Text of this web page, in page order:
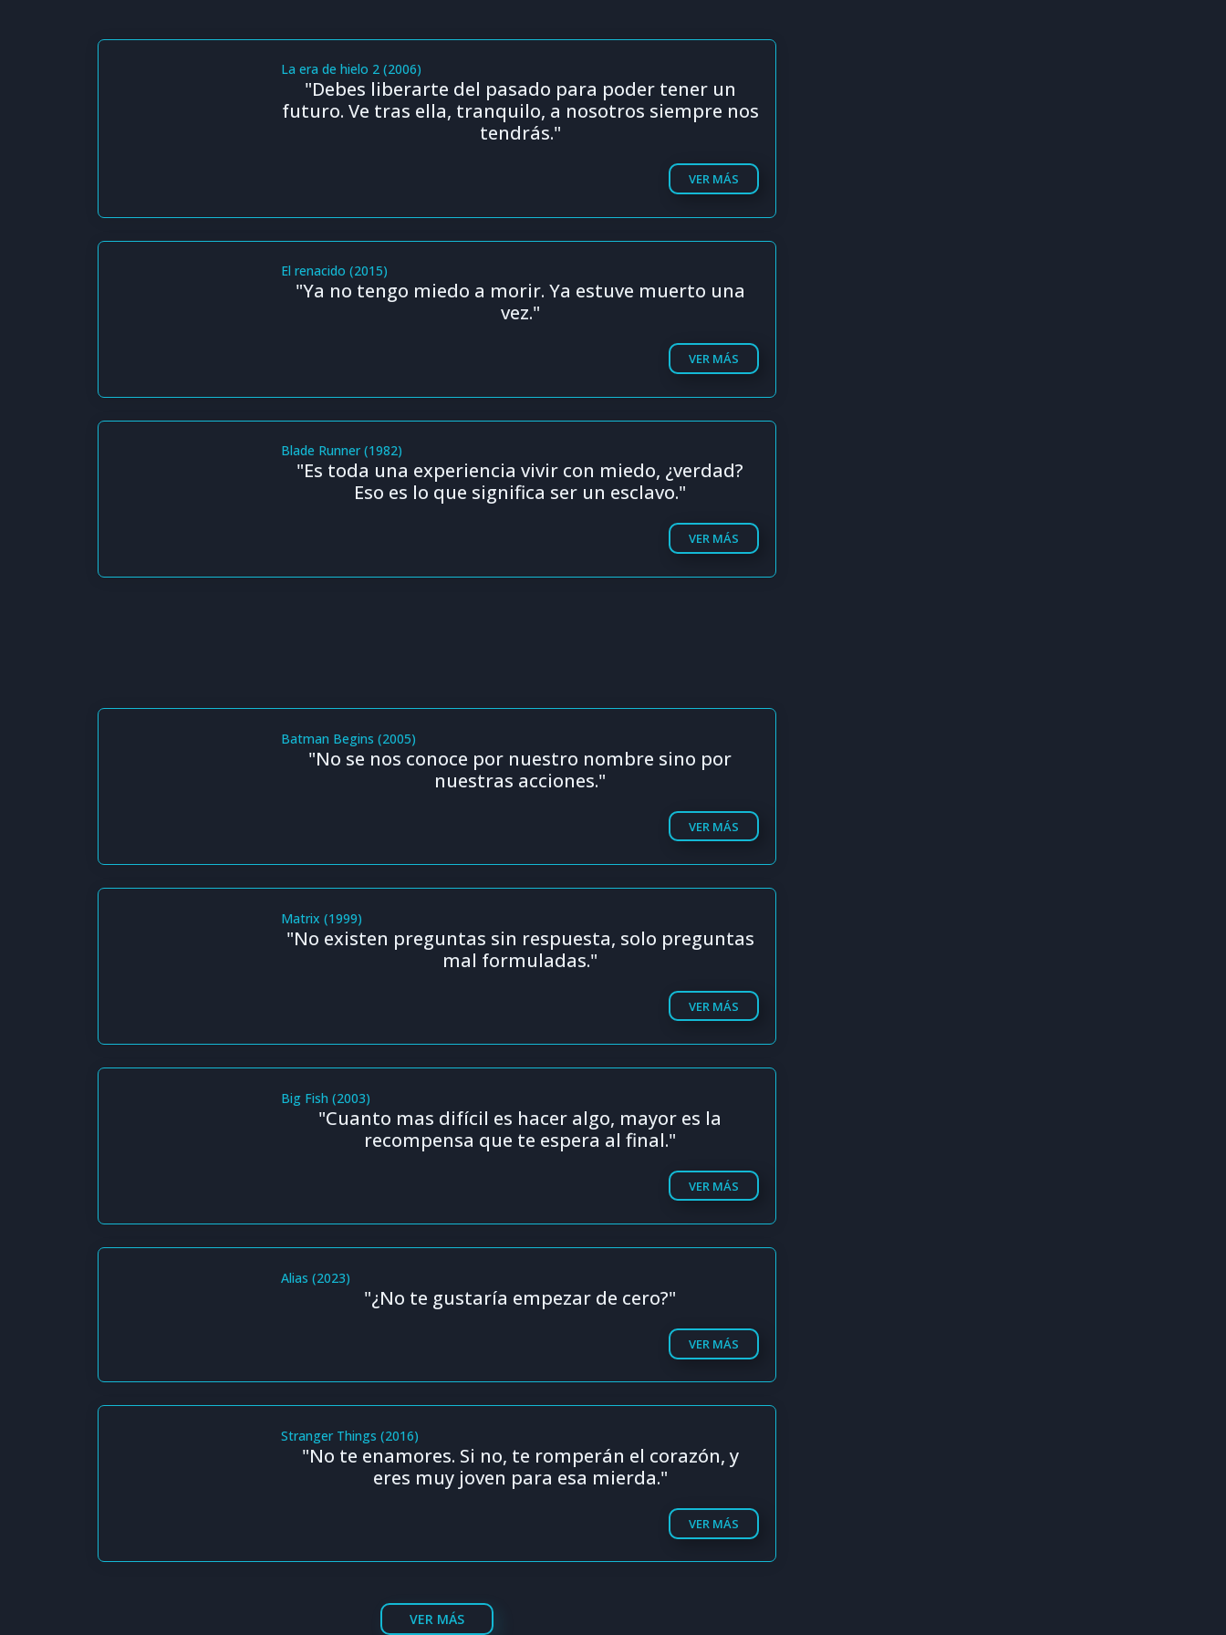
La era de hielo 2 (2006)
"Debes liberarte del pasado para poder tener un
futuro. Ve tras ella, tranquilo, a nosotros siempre nos
tendrás."
VER MÁS
El renacido (2015)
"Ya no tengo miedo a morir. Ya estuve muerto una
vez."
VER MÁS
Blade Runner (1982)
"Es toda una experiencia vivir con miedo, ¿verdad?
Eso es lo que significa ser un esclavo."
VER MÁS
Batman Begins (2005)
"No se nos conoce por nuestro nombre sino por
nuestras acciones."
VER MÁS
Matrix (1999)
"No existen preguntas sin respuesta, solo preguntas
mal formuladas."
VER MÁS
Big Fish (2003)
"Cuanto mas difícil es hacer algo, mayor es la
recompensa que te espera al final."
VER MÁS
Alias (2023)
"¿No te gustaría empezar de cero?"
VER MÁS
Stranger Things (2016)
"No te enamores. Si no, te romperán el corazón, y
eres muy joven para esa mierda."
VER MÁS
VER MÁS